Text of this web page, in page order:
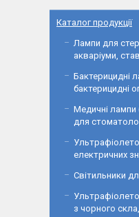
Каталог продукції
Лампи для
акваріуми,
Бактерицидні
бактерицидні
Медичні лампи
для
електричних
Світильники
з чорного